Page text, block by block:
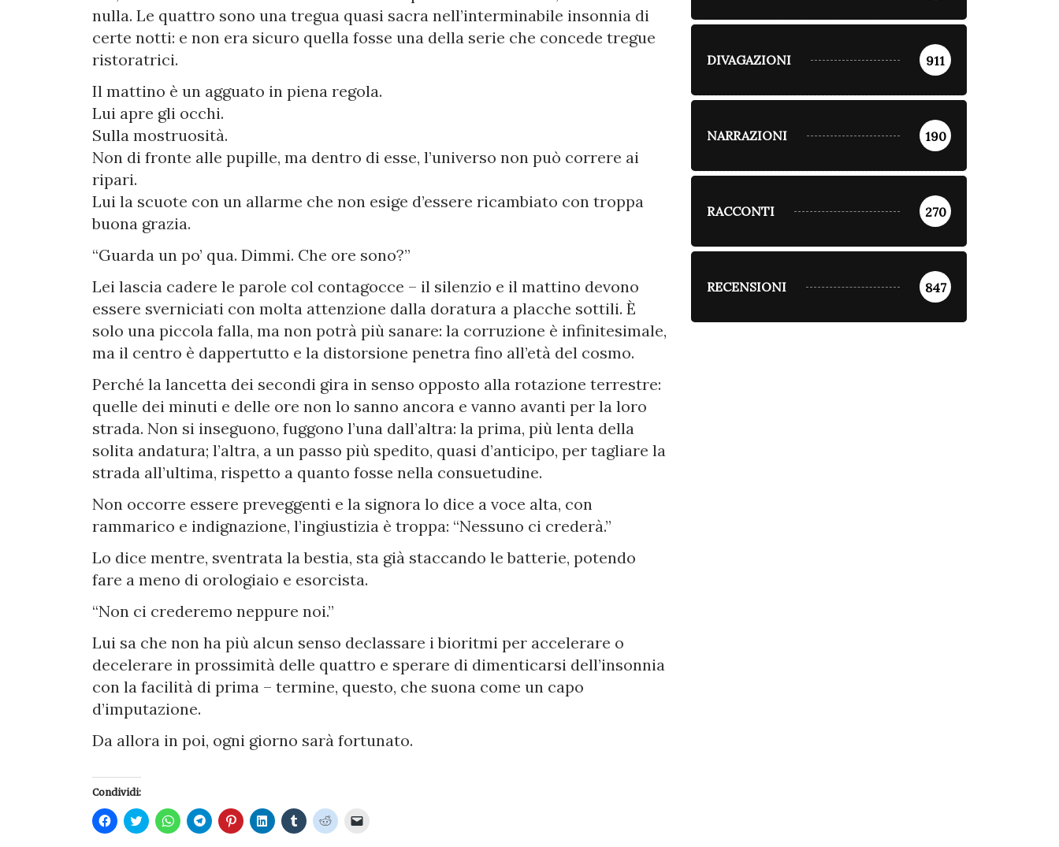
nulla. Le quattro sono una tregua quasi sacra nell’interminabile insonnia di
certe notti: e non era sicuro quella fosse una della serie che concede tregue
ristoratrici.
Il mattino è un agguato in piena regola.
Lui apre gli occhi.
Sulla mostruosità.
Non di fronte alle pupille, ma dentro di esse, l’universo non può correre ai
ripari.
Lui la scuote con un allarme che non esige d’essere ricambiato con troppa
buona grazia.
“Guarda un po’ qua. Dimmi. Che ore sono?”
Lei lascia cadere le parole col contagocce – il silenzio e il mattino devono
essere sverniciati con molta attenzione dalla doratura a placche sottili. È
solo una piccola falla, ma non potrà più sanare: la corruzione è infinitesimale,
ma il centro è dappertutto e la distorsione penetra fino all’età del cosmo.
Perché la lancetta dei secondi gira in senso opposto alla rotazione terrestre:
quelle dei minuti e delle ore non lo sanno ancora e vanno avanti per la loro
strada. Non si inseguono, fuggono l’una dall’altra: la prima, più lenta della
solita andatura; l’altra, a un passo più spedito, quasi d’anticipo, per tagliare la
strada all’ultima, rispetto a quanto fosse nella consuetudine.
Non occorre essere preveggenti e la signora lo dice a voce alta, con
rammarico e indignazione, l’ingiustizia è troppa: “Nessuno ci crederà.”
Lo dice mentre, sventrata la bestia, sta già staccando le batterie, potendo
fare a meno di orologiaio e esorcista.
“Non ci crederemo neppure noi.”
Lui sa che non ha più alcun senso declassare i bioritmi per accelerare o
decelerare in prossimità delle quattro e sperare di dimenticarsi dell’insonnia
con la facilità di prima – termine, questo, che suona come un capo
d’imputazione.
Da allora in poi, ogni giorno sarà fortunato.
Condividi:
Fai
clic
Fai
clic
Fai
clic
Fai
clic
Fai
clic
Fai
clic
Fai
clic
Fai
clic
DIVAGAZIONI 911
NARRAZIONI 190
RACCONTI 270
RECENSIONI 847